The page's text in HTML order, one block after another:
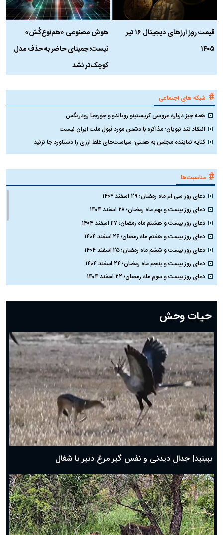
قیمت روز ارز‌های دیجیتال ۱۶ تیر
۱۴۰۵
هوش مصنوعی «هم‌نوع‌کُش»
نیست؛ جمینای حاضر به حذف مدل
کوچک‌تر نشد
# شبکه های اجتماعی
همه چیز درباره عروسی کریستینو رونالدو و جورجیا رودریگس
انتقاد تند نبویان: مذاکره با دشمن مورد قبول ملت ایران نیست
کنایه نماینده مجلس به همتی: سیاست‌های غلط ارزی را دستاورد جا نزنید
# مناسبت‌ها
دعای روز سی ام ماه رمضان؛ ۲۹ اسفند ۱۴۰۴
دعای روز بیست و نهم ماه رمضان؛ ۲۸ اسفند ۱۴۰۴
دعای روز بیست و هشتم ماه رمضان؛ ۲۷ اسفند ۱۴۰۴
دعای روز بیست و هفتم ماه رمضان؛ ۲۶ اسفند ۱۴۰۴
دعای روز بیست و ششم ماه رمضان؛ ۲۵ اسفند ۱۴۰۴
دعای روز بیست و پنجم ماه رمضان؛ ۲۴ اسفند ۱۴۰۴
دعای روز بیست و سوم ماه رمضان؛ ۲۲ اسفند ۱۴۰۴
دعای روز بیستم ماه رمضان؛ ۱۹ اسفند ۱۴۰۴
دعای روز هشتم ماه مبارک رمضان؛ ۷ اسفند ماه ۱۴۰۴
دعای روز هفتم ماه رمضان؛ ۶ اسفند ۱۴۰۴
دعای روز ششم ماه رمضان؛ ۵ اسفند ۱۴۰۴
دعای روز پنجم ماه رمضان؛ ۴ اسفند ۱۴۰۴
دعای روز چهارم ماه مبارک رمضان؛ ۳ اسفند ۱۴۰۴
دعای روز سوم ماه مبارک رمضان؛ ۱۴ اسفند ۱۴۰۴
دعای روز دوم ماه مبارک رمضان ۱ اسفند ماه ۱۴۰۴
دعای روز اول ماه مبارک رمضان، ۳۰ بهمن ۱۴۰۴
حضرت زینب(س) چگونه از دنیا رفت؟
بهترین پیامک تبریک روز پدر ۱۴۰۴؛ جملات زیبا و صمیمانه
حیات وحش
ببینید| جدال دیدنی و نفس گیر مرغ دبیر با شغال